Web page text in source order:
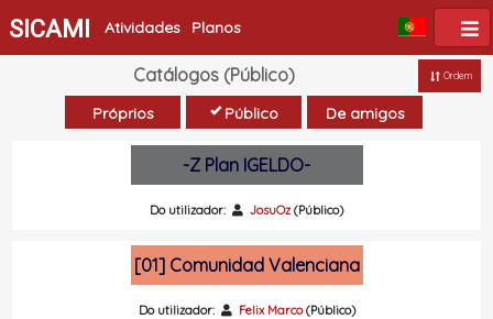
SICAMI Atividades Planos
Catálogos (Público) Ordem
Próprios Público De amigos
-Z Plan IGELDO-
Do utilizador: JosuOz (Público)
[01] Comunidad Valenciana
Do utilizador: Felix Marco(Público)